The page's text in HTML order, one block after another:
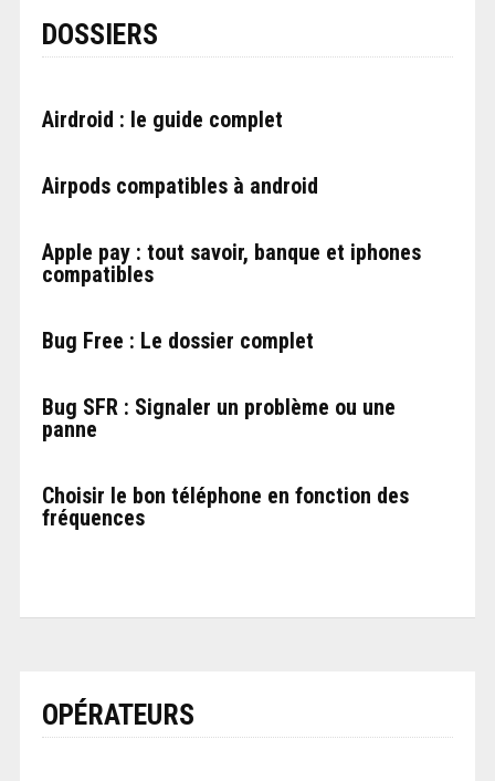
DOSSIERS
Airdroid : le guide complet
Airpods compatibles à android
Apple pay : tout savoir, banque et iphones
compatibles
Bug Free : Le dossier complet
Bug SFR : Signaler un problème ou une
panne
Choisir le bon téléphone en fonction des
fréquences
OPÉRATEURS